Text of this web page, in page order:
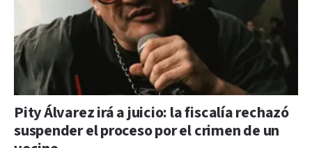
Pity Álvarez irá a juicio: la fiscalía rechazó
suspender el proceso por el crimen de un